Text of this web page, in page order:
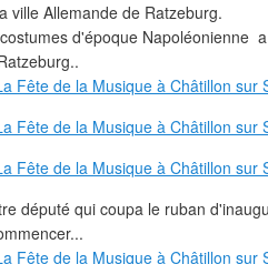
Allemande de Ratzeburg.
d'époque Napoléonienne
député qui coupa le ruban